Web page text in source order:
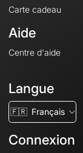
Carte cadeau
Aide
Centre d'aide
Langue
🇫🇷 Français
Connexion